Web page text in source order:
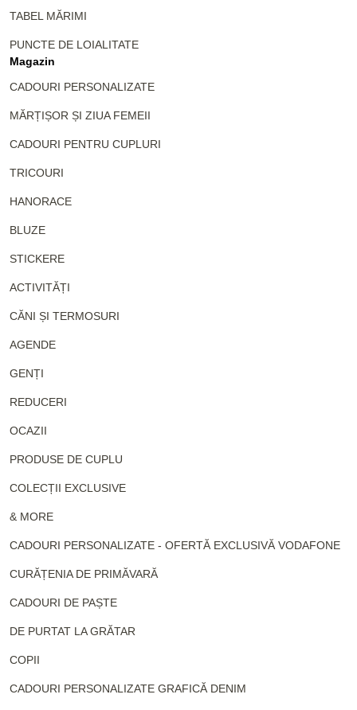
TABEL MĂRIMI
PUNCTE DE LOIALITATE
Magazin
CADOURI PERSONALIZATE
MĂRȚIȘOR ȘI ZIUA FEMEII
CADOURI PENTRU CUPLURI
TRICOURI
HANORACE
BLUZE
STICKERE
ACTIVITĂȚI
CĂNI ȘI TERMOSURI
AGENDE
GENȚI
REDUCERI
OCAZII
PRODUSE DE CUPLU
COLECȚII EXCLUSIVE
& MORE
CADOURI PERSONALIZATE - OFERTĂ EXCLUSIVĂ VODAFONE
CURĂȚENIA DE PRIMĂVARĂ
CADOURI DE PAȘTE
DE PURTAT LA GRĂTAR
COPII
CADOURI PERSONALIZATE GRAFICĂ DENIM